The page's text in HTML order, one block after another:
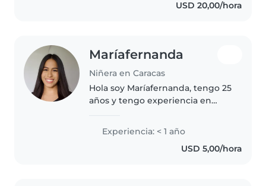
USD 20,00/hora
Maríafernanda
Niñera en Caracas
Hola soy Maríafernanda, tengo 25
años y tengo experiencia en
acompañamiento en terapia
ocupacional infantil con niños de
1 a 15 años. He trabajado..
Experiencia: < 1 año
USD 5,00/hora